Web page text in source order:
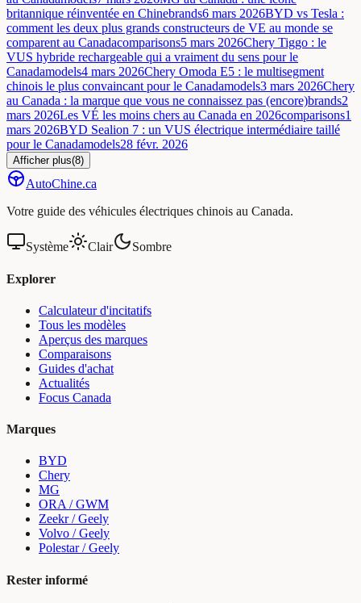
britannique réinventée en Chinebrands6 mars 2026BYD vs Tesla :
comment les deux plus grands constructeurs de VE au monde se
comparent au Canadacomparisons5 mars 2026Chery Tiggo : le
VUS hybride rechargeable qui a vraiment du sens pour le
Canadamodels4 mars 2026Chery Omoda E5 : le multisegment
chinois le plus convaincant pour le Canadamodels3 mars 2026Chery
au Canada : la marque que vous ne connaissez pas (encore)brands2
mars 2026Les VÉ les moins chers au Canada en 2026comparisons1
mars 2026BYD Sealion 7 : un VUS électrique intermédiaire taillé
pour le Canadamodels28 févr. 2026
Afficher plus(8)
AutoChine.ca
Votre guide des véhicules électriques chinois au Canada.
Système Clair Sombre
Explorer
Calculateur d'incitatifs
Tous les modèles
Aperçus des marques
Comparaisons
Guides d'achat
Actualités
Focus Canada
Marques
BYD
Chery
MG
ORA / GWM
Zeekr / Geely
Volvo / Geely
Polestar / Geely
Rester informé